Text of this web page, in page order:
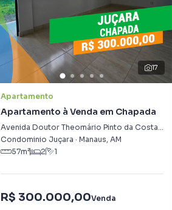
17
Apartamento
Apartamento à Venda em Chapada
Avenida Doutor Theomário Pinto da Costa
, 750
Condominio Juçara · Manaus, AM
57m² 2 1
R$ 300.000,00Venda